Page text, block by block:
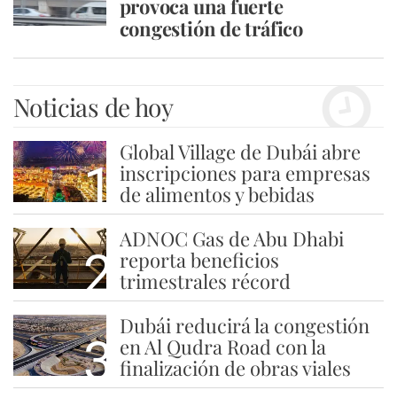
provoca una fuerte
congestión de tráfico
Noticias de hoy
1
Global Village de Dubái abre
inscripciones para empresas
de alimentos y bebidas
2
ADNOC Gas de Abu Dhabi
reporta beneficios
trimestrales récord
3
Dubái reducirá la congestión
en Al Qudra Road con la
finalización de obras viales